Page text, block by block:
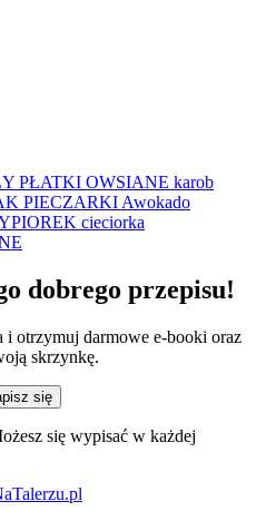
PŁATKI OWSIANE karob
PIECZARKIAwokado
cieciorka
dobrego przepisu!
i otrzymuj darmowe e-booki oraz
skrzynkę.
się
się wypisać w każdej